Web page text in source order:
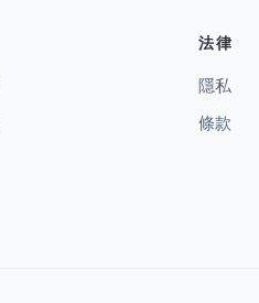
法律
隱私
條款